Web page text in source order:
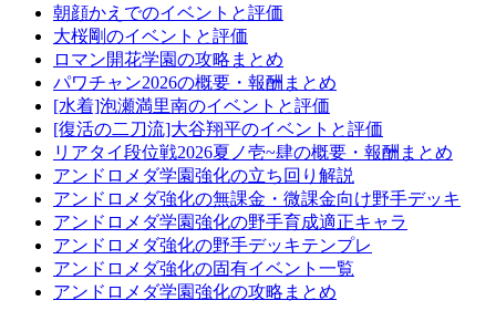
朝顔かえでのイベントと評価
大桜剛のイベントと評価
ロマン開花学園の攻略まとめ
パワチャン2026の概要・報酬まとめ
[水着]泡瀬満里南のイベントと評価
[復活の二刀流]大谷翔平のイベントと評価
リアタイ段位戦2026夏ノ壱~肆の概要・報酬まとめ
アンドロメダ学園強化の立ち回り解説
アンドロメダ強化の無課金・微課金向け野手デッキ
アンドロメダ学園強化の野手育成適正キャラ
アンドロメダ強化の野手デッキテンプレ
アンドロメダ強化の固有イベント一覧
アンドロメダ学園強化の攻略まとめ